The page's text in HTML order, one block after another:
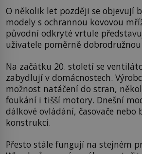
O několik let později se objevují
modely s ochrannou kovovou
původní odkryté vrtule
uživatele poměrně
Na začátku 20. století se
zabydlují v domácnostech.
možnost natáčení do stran,
foukání i tišší motory. Dnešní
dálkové ovládání, časovače nebo
konstrukci.
Přesto stále fungují na stejném